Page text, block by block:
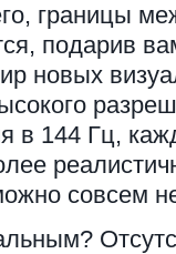
границы
подарив
новых
в 144 Гц,
совсем